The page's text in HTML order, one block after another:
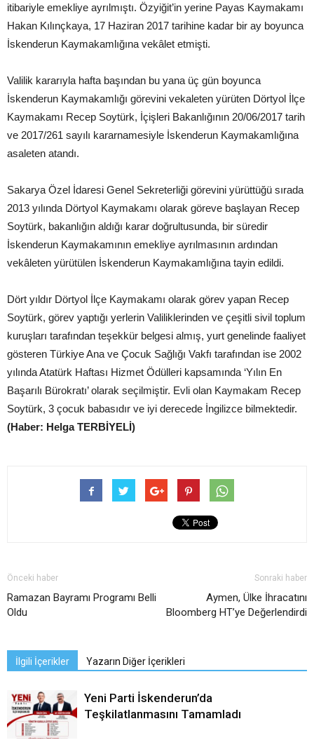
itibariyle emekliye ayrılmıştı. Özyiğit’in yerine Payas Kaymakamı
Hakan Kılınçkaya, 17 Haziran 2017 tarihine kadar bir ay boyunca
İskenderun Kaymakamlığına vekâlet etmişti.
Valilik kararıyla hafta başından bu yana üç gün boyunca
İskenderun Kaymakamlığı görevini vekaleten yürüten Dörtyol İlçe
Kaymakamı Recep Soytürk, İçişleri Bakanlığının 20/06/2017 tarih
ve 2017/261 sayılı kararnamesiyle İskenderun Kaymakamlığına
asaleten atandı.
Sakarya Özel İdaresi Genel Sekreterliği görevini yürüttüğü sırada
2013 yılında Dörtyol Kaymakamı olarak göreve başlayan Recep
Soytürk, bakanlığın aldığı karar doğrultusunda, bir süredir
İskenderun Kaymakamının emekliye ayrılmasının ardından
vekâleten yürütülen İskenderun Kaymakamlığına tayin edildi.
Dört yıldır Dörtyol İlçe Kaymakamı olarak görev yapan Recep
Soytürk, görev yaptığı yerlerin Valiliklerinden ve çeşitli sivil toplum
kuruşları tarafından teşekkür belgesi almış, yurt genelinde faaliyet
gösteren Türkiye Ana ve Çocuk Sağlığı Vakfı tarafından ise 2002
yılında Atatürk Haftası Hizmet Ödülleri kapsamında ‘Yılın En
Başarılı Bürokratı’ olarak seçilmiştir. Evli olan Kaymakam Recep
Soytürk, 3 çocuk babasıdır ve iyi derecede İngilizce bilmektedir.
(Haber: Helga TERBİYELİ)
Önceki haber
Ramazan Bayramı Programı Belli
Oldu
Sonraki haber
Aymen, Ülke İhracatını
Bloomberg HT’ye Değerlendirdi
İlgili İçerikler Yazarın Diğer İçerikleri
Yeni Parti İskenderun’da
Teşkilatlanmasını Tamamladı